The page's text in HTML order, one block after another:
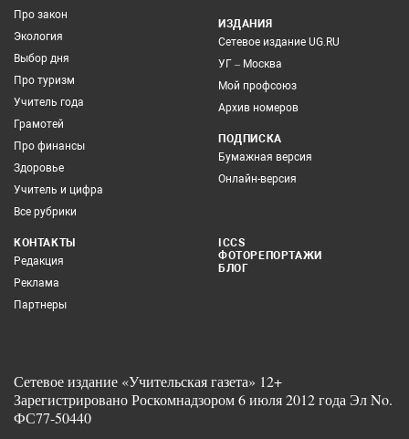
Про закон
Экология
Выбор дня
Про туризм
Учитель года
Грамотей
Про финансы
Здоровье
Учитель и цифра
Все рубрики
ИЗДАНИЯ
Сетевое издание UG.RU
УГ – Москва
Мой профсоюз
Архив номеров
ПОДПИСКА
Бумажная версия
Онлайн-версия
КОНТАКТЫ
Редакция
Реклама
Партнеры
ICCS
ФОТОРЕПОРТАЖИ
БЛОГ
Сетевое издание «Учительская газета» 12+
Зарегистрировано Роскомнадзором 6 июля 2012 года Эл No.
ФС77-50440